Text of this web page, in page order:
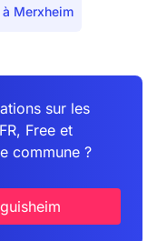
à Merxheim
sur les
Free et
commune ?